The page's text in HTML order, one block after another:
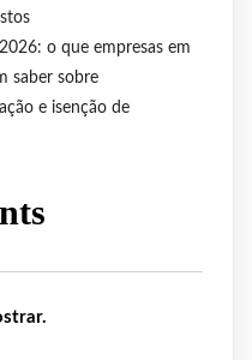
o que empresas em
saber sobre
e isenção de